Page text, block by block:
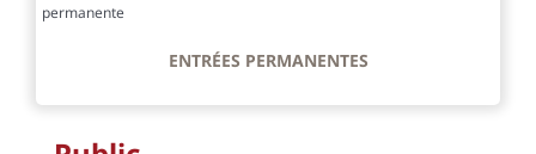
permanente
ENTRÉES PERMANENTES